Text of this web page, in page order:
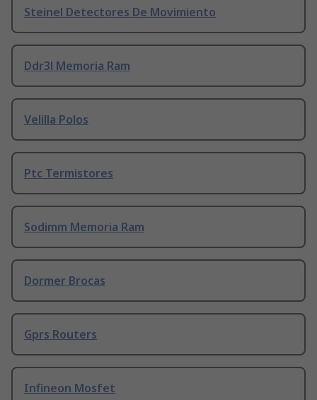
Steinel Detectores De Movimiento
Ddr3l Memoria Ram
Velilla Polos
Ptc Termistores
Sodimm Memoria Ram
Dormer Brocas
Gprs Routers
Infineon Mosfet